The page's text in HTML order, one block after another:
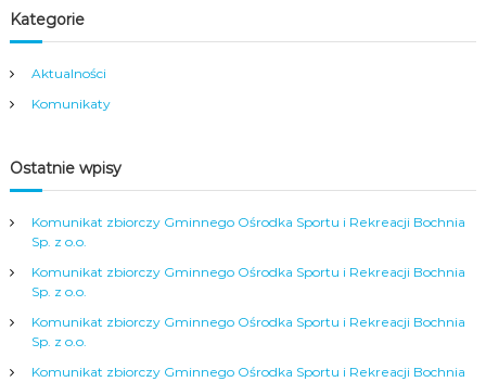
Kategorie
Aktualności
Komunikaty
Ostatnie wpisy
Komunikat zbiorczy Gminnego Ośrodka Sportu i Rekreacji Bochnia
Sp. z o.o.
Komunikat zbiorczy Gminnego Ośrodka Sportu i Rekreacji Bochnia
Sp. z o.o.
Komunikat zbiorczy Gminnego Ośrodka Sportu i Rekreacji Bochnia
Sp. z o.o.
Komunikat zbiorczy Gminnego Ośrodka Sportu i Rekreacji Bochnia